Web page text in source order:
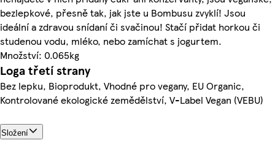
bezlepkové, přesně tak, jak jste u Bombusu zvyklí! Jsou
ideální a zdravou snídaní či svačinou! Stačí přidat horkou či
studenou vodu, mléko, nebo zamíchat s jogurtem.
Množství: 0.065kg
Loga třetí strany
Bez lepku, Bioprodukt, Vhodné pro vegany, EU Organic,
Kontrolované ekologické zemědělství, V-Label Vegan (VEBU)
Složení